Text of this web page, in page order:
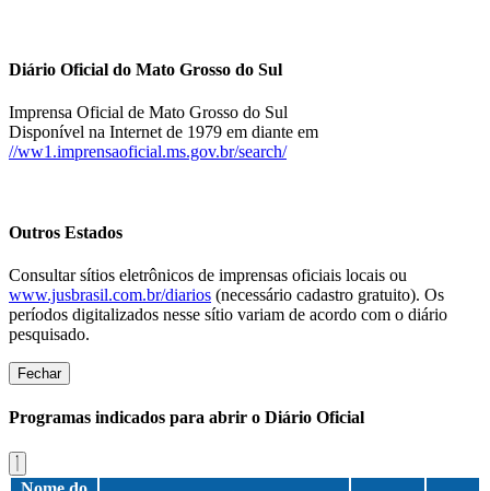
Diário Oficial do Mato Grosso do Sul
Imprensa Oficial de Mato Grosso do Sul
Disponível na Internet de 1979 em diante em
//ww1.imprensaoficial.ms.gov.br/search/
Outros Estados
Consultar sítios eletrônicos de imprensas oficiais locais ou
www.jusbrasil.com.br/diarios (necessário cadastro gratuito). Os
períodos digitalizados nesse sítio variam de acordo com o diário
pesquisado.
Fechar
Programas indicados para abrir o Diário Oficial